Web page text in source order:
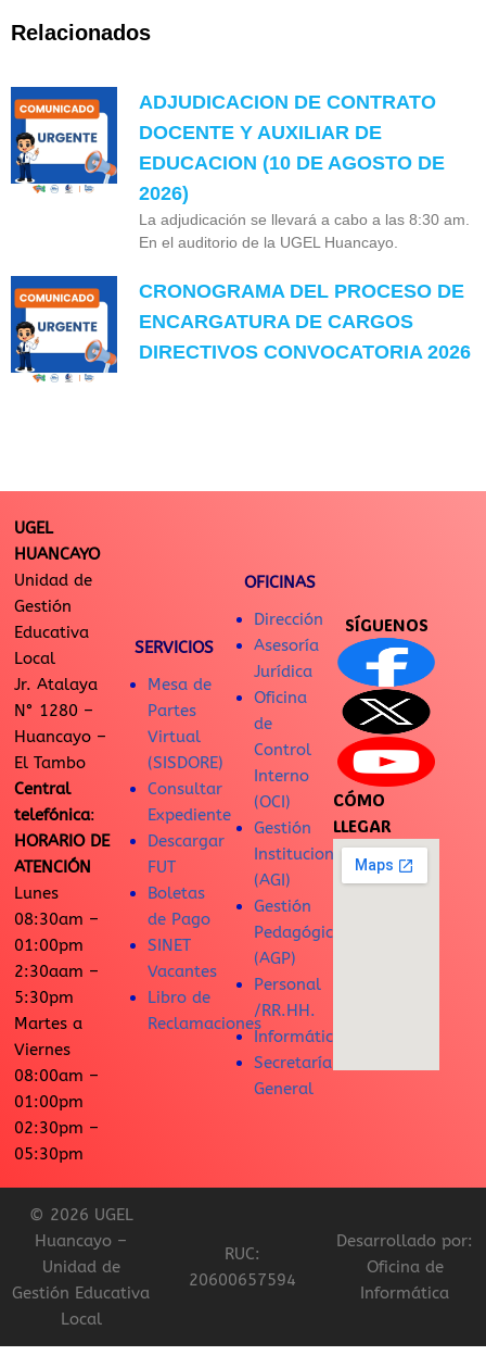
Relacionados
ADJUDICACION DE CONTRATO
DOCENTE Y AUXILIAR DE
EDUCACION (10 DE AGOSTO DE
2026)
La adjudicación se llevará a cabo a las 8:30 am.
En el auditorio de la UGEL Huancayo.
CRONOGRAMA DEL PROCESO DE
ENCARGATURA DE CARGOS
DIRECTIVOS CONVOCATORIA 2026
UGEL
HUANCAYO
Unidad de
Gestión
Educativa
Local
Jr. Atalaya
N° 1280 –
Huancayo –
El Tambo
Central
telefónica:
HORARIO DE
ATENCIÓN
Lunes
08:30am –
01:00pm
2:30aam –
5:30pm
Martes a
Viernes
08:00am –
01:00pm
02:30pm –
05:30pm
SERVICIOS
Mesa de
Partes
Virtual
(SISDORE)
Consultar
Expediente
Descargar
FUT
Boletas
de Pago
SINET
Vacantes
Libro de
Reclamaciones
OFICINAS
Dirección
Asesoría
Jurídica
Oficina
de
Control
Interno
(OCI)
Gestión
Institucional
(AGI)
Gestión
Pedagógica
(AGP)
Personal
/RR.HH.
Informática
Secretaría
General
SÍGUENOS
CÓMO
LLEGAR
© 2026 UGEL
Huancayo –
Unidad de
Gestión Educativa
Local
RUC:
20600657594
Desarrollado por:
Oficina de
Informática